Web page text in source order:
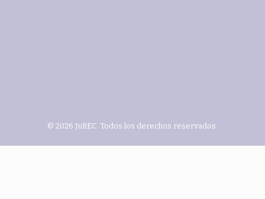
© 2026 JuREC. Todos los derechos reservados.